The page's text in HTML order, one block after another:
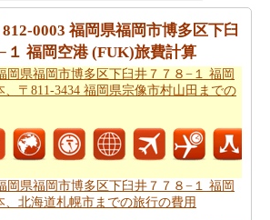
福岡県福岡市博多区下臼井７７８
から日本、〒857-4102 長崎県南松浦
７４４ 上五島空港までの移動時間
ます。
しますか。このケースでは、日本、〒
岡市博多区下臼井７７８−１ 福岡空港
857-4102 長崎県南松浦郡新上五島町
島空港までの飛行距離を認識する必要
0003 福岡県福岡市博多区下臼
１ 福岡空港 (FUK)旅費計算
岡県福岡市博多区下臼井７７８−１ 福岡
〒811-3434 福岡県宗像市村山田までの
岡県福岡市博多区下臼井７７８−１ 福岡
、北海道札幌市までの旅行の費用